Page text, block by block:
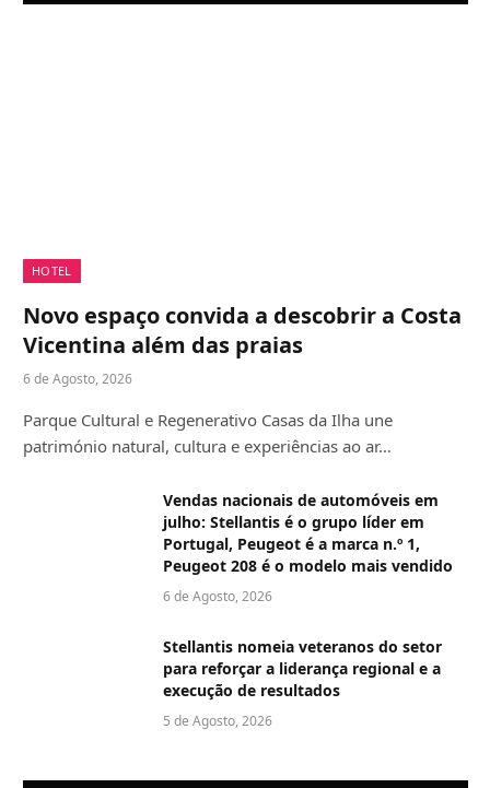
HOTEL
Novo espaço convida a descobrir a Costa
Vicentina além das praias
6 de Agosto, 2026
Parque Cultural e Regenerativo Casas da Ilha une
património natural, cultura e experiências ao ar…
Vendas nacionais de automóveis em
julho: Stellantis é o grupo líder em
Portugal, Peugeot é a marca n.º 1,
Peugeot 208 é o modelo mais vendido
6 de Agosto, 2026
Stellantis nomeia veteranos do setor
para reforçar a liderança regional e a
execução de resultados
5 de Agosto, 2026